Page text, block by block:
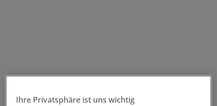
Ihre Privatsphäre ist uns wichtig